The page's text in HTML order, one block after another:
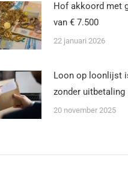
Hof akkoord met
van € 7.500
22 januari 2026
Loon op loonlijst
zonder uitbetaling
20 november 2025